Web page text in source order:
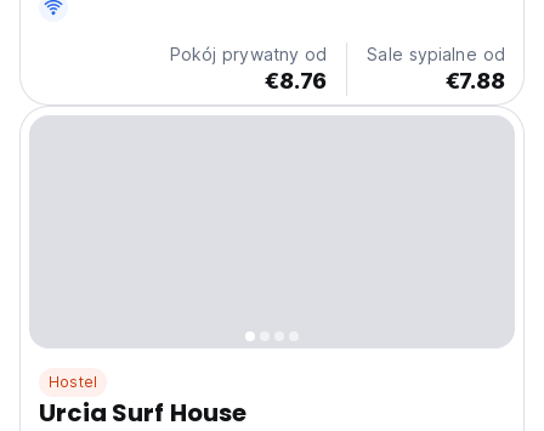
Pokój prywatny od
€8.76
Sale sypialne od
€7.88
Hostel
Urcia Surf House